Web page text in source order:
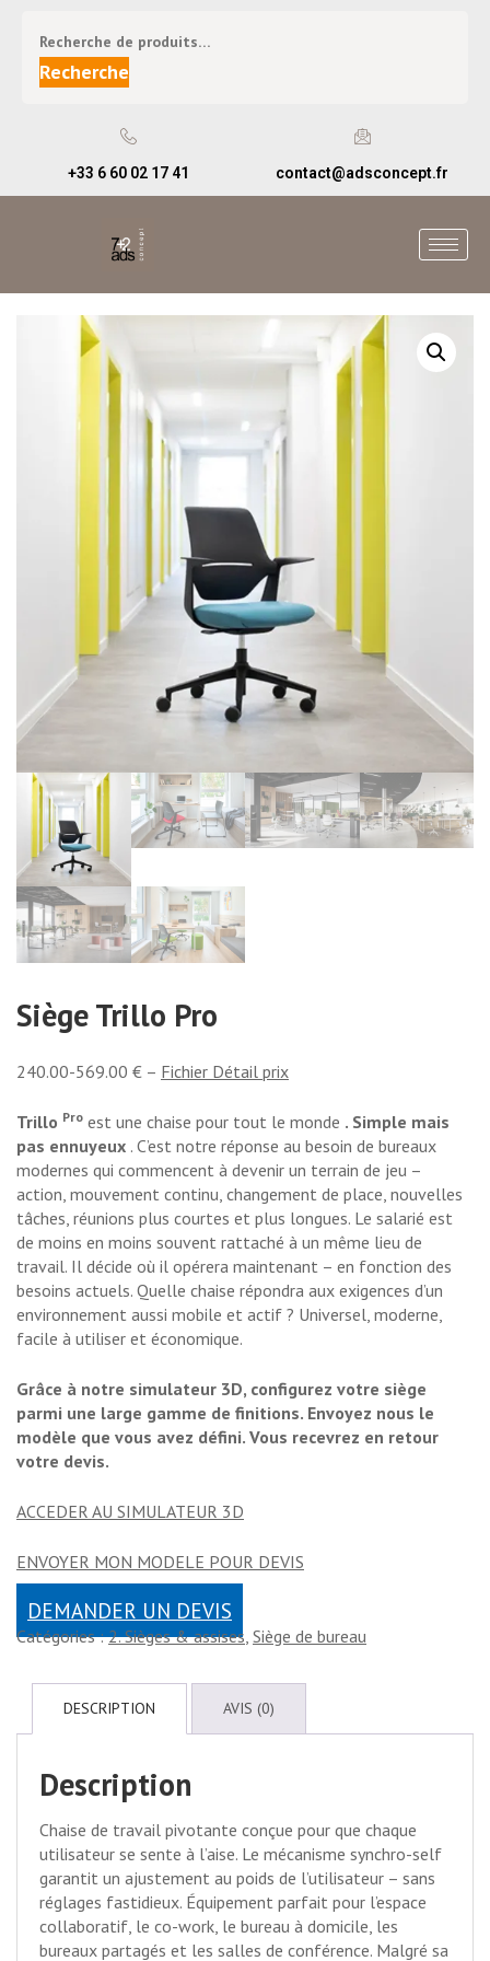
Recherche
+33 6 60 02 17 41 contact@adsconcept.fr
Siège Trillo Pro
240.00-569.00 € – Fichier Détail prix
Trillo Pro est une chaise pour tout le monde . Simple mais
pas ennuyeux . C’est notre réponse au besoin de bureaux
modernes qui commencent à devenir un terrain de jeu –
action, mouvement continu, changement de place, nouvelles
tâches, réunions plus courtes et plus longues. Le salarié est
de moins en moins souvent rattaché à un même lieu de
travail. Il décide où il opérera maintenant – en fonction des
besoins actuels. Quelle chaise répondra aux exigences d’un
environnement aussi mobile et actif ? Universel, moderne,
facile à utiliser et économique.
Grâce à notre simulateur 3D, configurez votre siège
parmi une large gamme de finitions. Envoyez nous le
modèle que vous avez défini. Vous recevrez en retour
votre devis.
ACCEDER AU SIMULATEUR 3D
ENVOYER MON MODELE POUR DEVIS
DEMANDER UN DEVIS
Catégories :2. Sièges & assises Siège de bureau
DESCRIPTION AVIS (0)
Description
Chaise de travail pivotante conçue pour que chaque
utilisateur se sente à l’aise. Le mécanisme synchro-self
garantit un ajustement au poids de l’utilisateur – sans
réglages fastidieux. Équipement parfait pour l’espace
collaboratif, le co-work, le bureau à domicile, les
bureaux partagés et les salles de conférence. Malgré sa